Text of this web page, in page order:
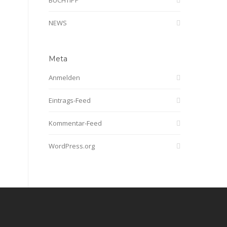
NEWS
Meta
Anmelden
Eintrags-Feed
Kommentar-Feed
WordPress.org